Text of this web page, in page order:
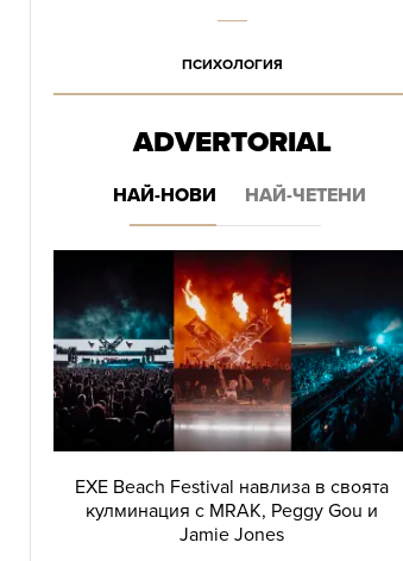
ПСИХОЛОГИЯ
ADVERTORIAL
НАЙ-НОВИ НАЙ-ЧЕТЕНИ
EXE Beach Festival навлиза в своята
кулминация с MRAK, Peggy Gou и
Jamie Jones